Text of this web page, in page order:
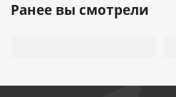
Ранее вы смотрели